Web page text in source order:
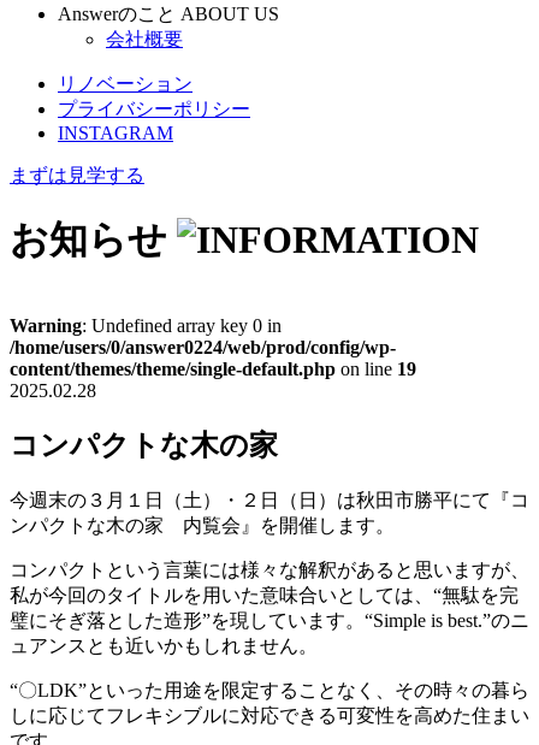
Answerのこと ABOUT US
会社概要
リノベーション
プライバシーポリシー
INSTAGRAM
まずは見学する
お知らせ
Warning: Undefined array key 0 in
/home/users/0/answer0224/web/prod/config/wp-
content/themes/theme/single-default.php on line 19
2025.02.28
コンパクトな木の家
今週末の３月１日（土）・２日（日）は秋田市勝平にて『コ
ンパクトな木の家 内覧会』を開催します。
コンパクトという言葉には様々な解釈があると思いますが、
私が今回のタイトルを用いた意味合いとしては、“無駄を完
璧にそぎ落とした造形”を現しています。“Simple is best.”のニ
ュアンスとも近いかもしれません。
“〇LDK”といった用途を限定することなく、その時々の暮ら
しに応じてフレキシブルに対応できる可変性を高めた住まい
です。